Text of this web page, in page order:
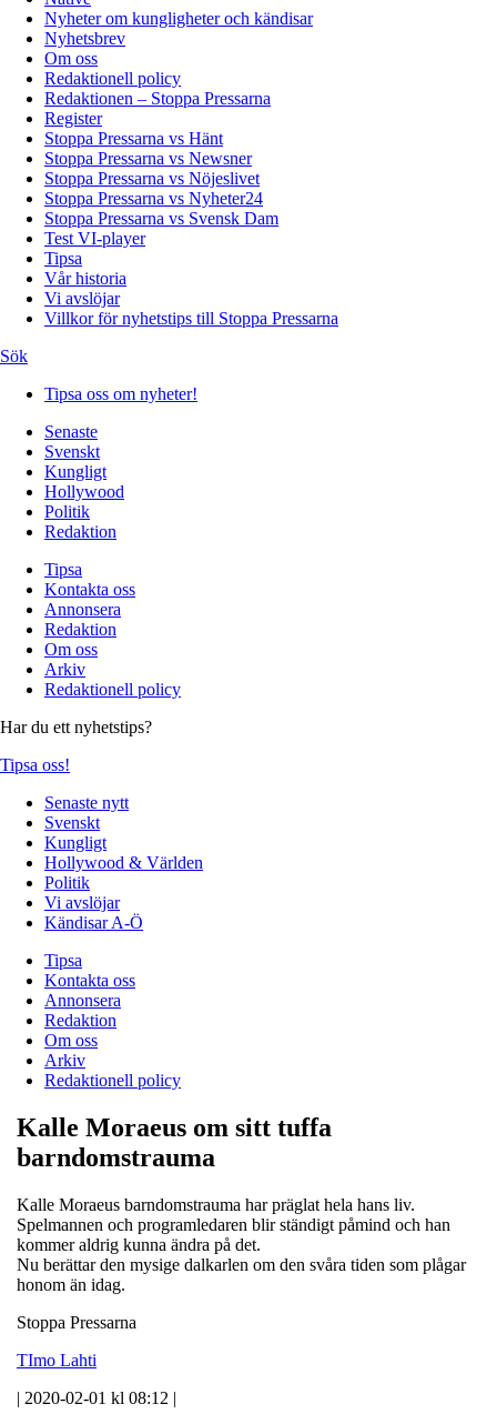
Nyheter om kungligheter och kändisar
Nyhetsbrev
Om oss
Redaktionell policy
Redaktionen – Stoppa Pressarna
Register
Stoppa Pressarna vs Hänt
Stoppa Pressarna vs Newsner
Stoppa Pressarna vs Nöjeslivet
Stoppa Pressarna vs Nyheter24
Stoppa Pressarna vs Svensk Dam
Test VI-player
Tipsa
Vår historia
Vi avslöjar
Villkor för nyhetstips till Stoppa Pressarna
Sök
Tipsa oss om nyheter!
Senaste
Svenskt
Kungligt
Hollywood
Politik
Redaktion
Tipsa
Kontakta oss
Annonsera
Redaktion
Om oss
Arkiv
Redaktionell policy
Har du ett nyhetstips?
Tipsa oss!
Senaste nytt
Svenskt
Kungligt
Hollywood & Världen
Politik
Vi avslöjar
Kändisar A-Ö
Tipsa
Kontakta oss
Annonsera
Redaktion
Om oss
Arkiv
Redaktionell policy
Kalle Moraeus om sitt tuffa
barndomstrauma
Kalle Moraeus barndomstrauma har präglat hela hans liv.
Spelmannen och programledaren blir ständigt påmind och han
kommer aldrig kunna ändra på det.
Nu berättar den mysige dalkarlen om den svåra tiden som plågar
honom än idag.
Stoppa Pressarna
TImo Lahti
| 2020-02-01 kl 08:12 |